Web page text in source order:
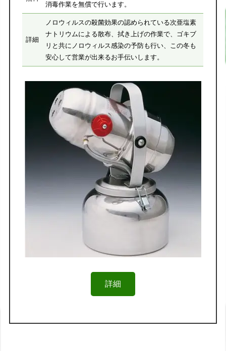
消毒作業を無償で行います。
詳細
ノロウィルスの殺菌効果の認められている次亜塩素
ナトリウムによる散布、拭き上げの作業で、ゴキブ
リと共にノロウィルス感染の予防も行い、この冬も
安心して営業が出来るお手伝いします。
詳細